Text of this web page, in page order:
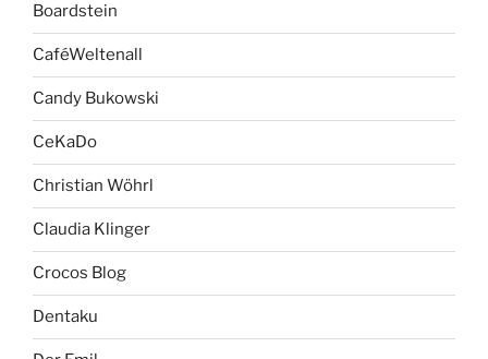
Boardstein
CaféWeltenall
Candy Bukowski
CeKaDo
Christian Wöhrl
Claudia Klinger
Crocos Blog
Dentaku